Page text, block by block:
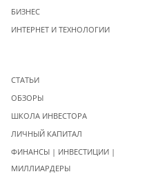
БИЗНЕС
ИНТЕРНЕТ И ТЕХНОЛОГИИ
СТАТЬИ
ОБЗОРЫ
ШКОЛА ИНВЕСТОРА
ЛИЧНЫЙ КАПИТАЛ
ФИНАНСЫ | ИНВЕСТИЦИИ |
МИЛЛИАРДЕРЫ